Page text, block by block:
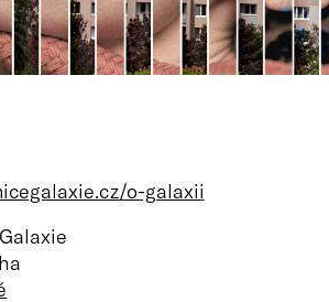
o-galaxii